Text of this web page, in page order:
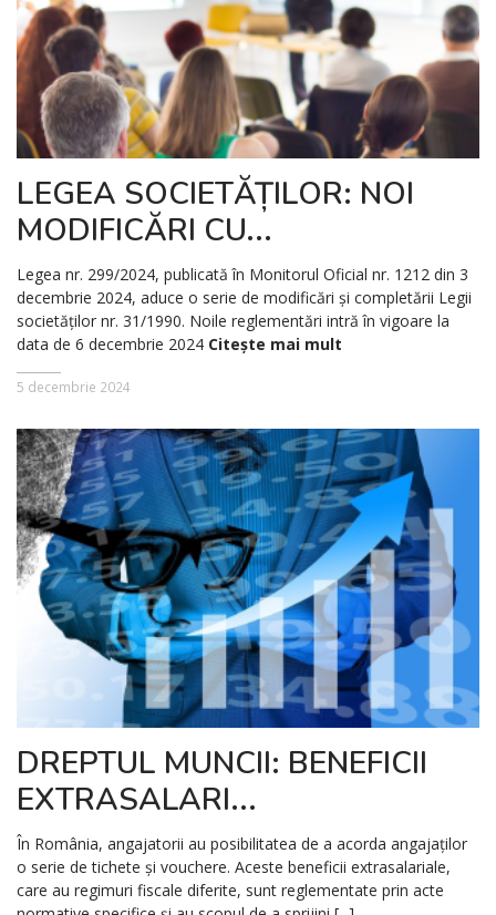
LEGEA SOCIETĂȚILOR: NOI
MODIFICĂRI CU...
Legea nr. 299/2024, publicată în Monitorul Oficial nr. 1212 din 3
decembrie 2024, aduce o serie de modificări și completării Legii
societăților nr. 31/1990. Noile reglementări intră în vigoare la
data de 6 decembrie 2024 Citește mai mult
5 decembrie 2024
DREPTUL MUNCII: BENEFICII
EXTRASALARI...
În România, angajatorii au posibilitatea de a acorda angajaților
o serie de tichete și vouchere. Aceste beneficii extrasalariale,
care au regimuri fiscale diferite, sunt reglementate prin acte